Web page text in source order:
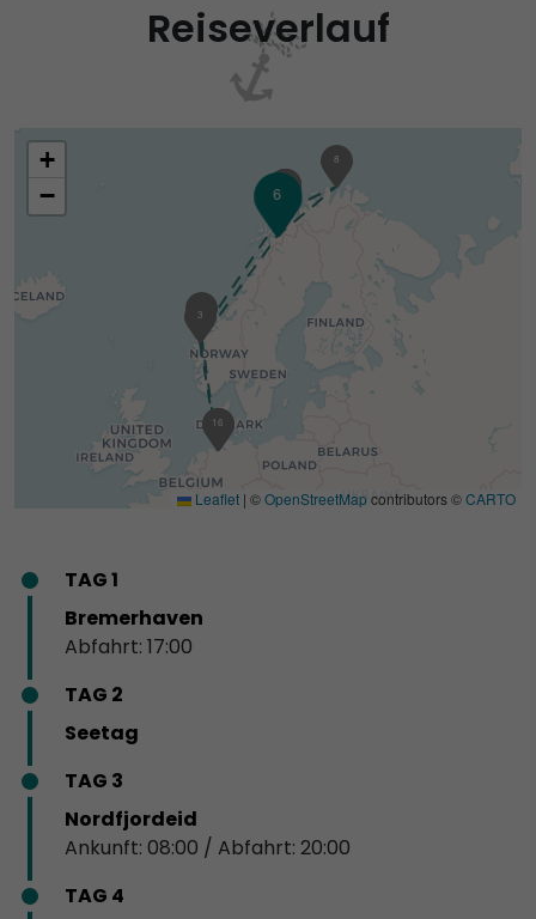
Reiseverlauf
1
3
6
8
16
+
−
Leaflet | ©OpenStreetMap contributors ©CARTO
TAG 1
Bremerhaven
Abfahrt: 17:00
TAG 2
Seetag
TAG 3
Nordfjordeid
Ankunft: 08:00 / Abfahrt: 20:00
TAG 4